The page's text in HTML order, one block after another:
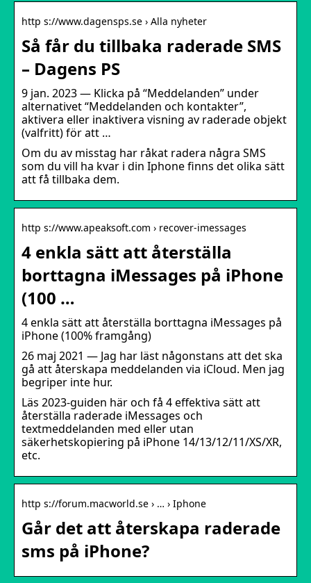
http s://www.dagensps.se › Alla nyheter
Så får du tillbaka raderade SMS
– Dagens PS
9 jan. 2023 — Klicka på “Meddelanden” under
alternativet “Meddelanden och kontakter”,
aktivera eller inaktivera visning av raderade objekt
(valfritt) för att …
Om du av misstag har råkat radera några SMS
som du vill ha kvar i din Iphone finns det olika sätt
att få tillbaka dem.
http s://www.apeaksoft.com › recover-imessages
4 enkla sätt att återställa
borttagna iMessages på iPhone
(100 …
4 enkla sätt att återställa borttagna iMessages på
iPhone (100% framgång)
26 maj 2021 — Jag har läst någonstans att det ska
gå att återskapa meddelanden via iCloud. Men jag
begriper inte hur.
Läs 2023-guiden här och få 4 effektiva sätt att
återställa raderade iMessages och
textmeddelanden med eller utan
säkerhetskopiering på iPhone 14/13/12/11/XS/XR,
etc.
http s://forum.macworld.se › … › Iphone
Går det att återskapa raderade
sms på iPhone?